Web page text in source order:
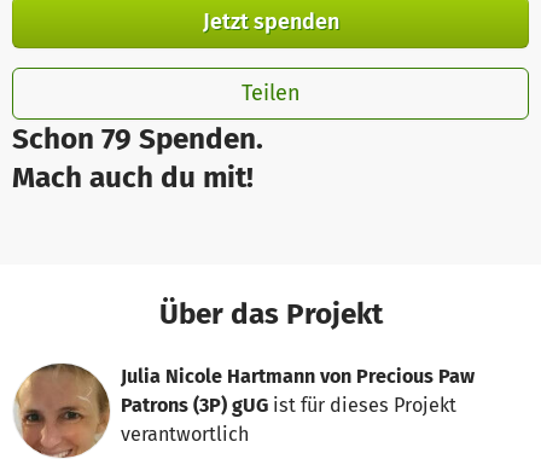
Schon 79 Spenden.
Mach auch du mit!
Jetzt spenden
Teilen
Über das Projekt
Julia Nicole Hartmann von Precious Paw
Patrons (3P) gUG ist für dieses Projekt
verantwortlich